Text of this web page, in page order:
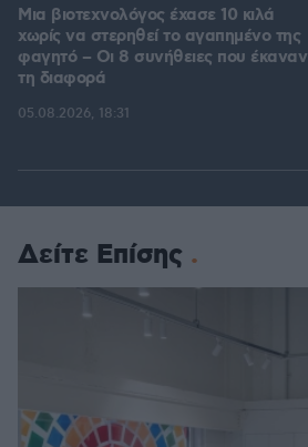
Μια βιοτεχνολόγος έχασε 10 κιλά
χωρίς να στερηθεί το αγαπημένο της
φαγητό – Οι 8 συνήθειες που έκαναν
τη διαφορά
05.08.2026, 18:31
Δείτε Επίσης